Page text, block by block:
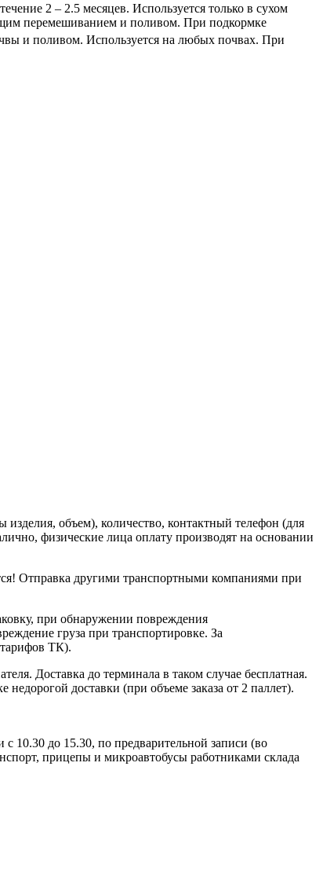
2 – 2.5 месяцев. Используется только в сухом
перемешиванием и поливом. При подкормке
и поливом. Используется на любых почвах. При
объем), количество, контактный телефон (для
физические лица оплату производят на основании
Отправка другими транспортными компаниями при
при обнаружении повреждения
груза при транспортировке. За
тарифов ТК).
Доставка до терминала в таком случае бесплатная.
доставки (при объеме заказа от 2 паллет).
10.30 до 15.30, по предварительной записи (во
прицепы и микроавтобусы работниками склада